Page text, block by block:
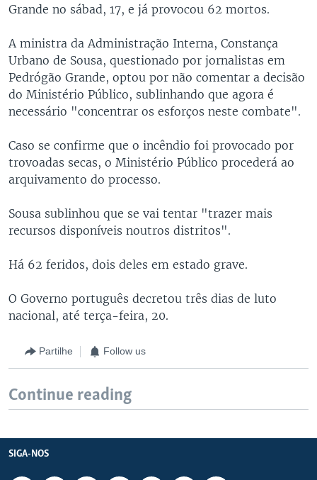
Grande no sábad, 17, e já provocou 62 mortos.
A ministra da Administração Interna, Constança
Urbano de Sousa, questionado por jornalistas em
Pedrógão Grande, optou por não comentar a decisão
do Ministério Público, sublinhando que agora é
necessário "concentrar os esforços neste combate".
Caso se confirme que o incêndio foi provocado por
trovoadas secas, o Ministério Público procederá ao
arquivamento do processo.
Sousa sublinhou que se vai tentar "trazer mais
recursos disponíveis noutros distritos".
Há 62 feridos, dois deles em estado grave.
O Governo português decretou três dias de luto
nacional, até terça-feira, 20.
Partilhe Follow us
Continue reading
SIGA-NOS